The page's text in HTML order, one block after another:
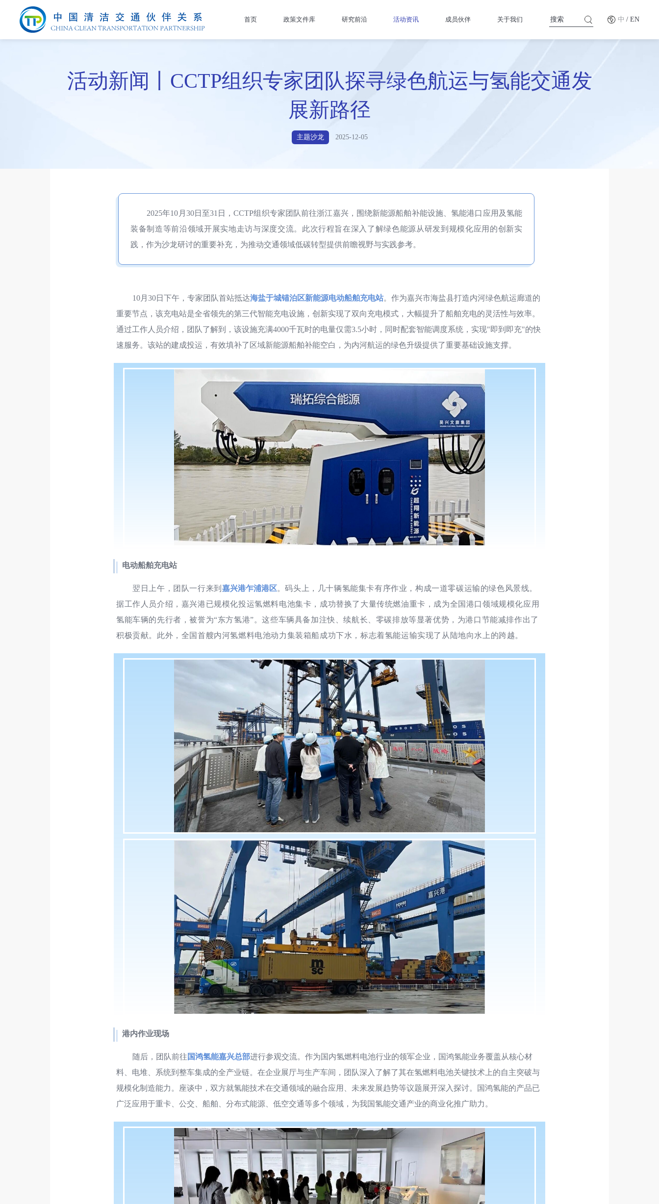
首页 政策文件库 研究前沿 活动资讯 成员伙伴 关于我们 中 / EN
活动新闻丨CCTP组织专家团队探寻绿色航运与氢能交通发
展新路径
主题沙龙 2025-12-05
2025年10月30日至31日，CCTP组织专家团队前往浙江嘉兴，围绕新能源船舶补能设施、氢能港口应用及氢能
装备制造等前沿领域开展实地走访与深度交流。此次行程旨在深入了解绿色能源从研发到规模化应用的创新实
践，作为沙龙研讨的重要补充，为推动交通领域低碳转型提供前瞻视野与实践参考。
10月30日下午，专家团队首站抵达海盐于城锚泊区新能源电动船舶充电站。作为嘉兴市海盐县打造内河绿色航运廊道的
重要节点，该充电站是全省领先的第三代智能充电设施，创新实现了双向充电模式，大幅提升了船舶充电的灵活性与效率。
通过工作人员介绍，团队了解到，该设施充满4000千瓦时的电量仅需3.5小时，同时配套智能调度系统，实现"即到即充"的快
速服务。该站的建成投运，有效填补了区域新能源船舶补能空白，为内河航运的绿色升级提供了重要基础设施支撑。
电动船舶充电站
翌日上午，团队一行来到 嘉兴港乍浦港区。码头上，几十辆氢能集卡有序作业，构成一道零碳运输的绿色风景线。
据工作人员介绍，嘉兴港已规模化投运氢燃料电池集卡，成功替换了大量传统燃油重卡，成为全国港口领域规模化应用
氢能车辆的先行者，被誉为“东方氢港”。这些车辆具备加注快、续航长、零碳排放等显著优势，为港口节能减排作出了
积极贡献。此外，全国首艘内河氢燃料电池动力集装箱船成功下水，标志着氢能运输实现了从陆地向水上的跨越。
港内作业现场
随后，团队前往 国鸿氢能嘉兴总部进行参观交流。作为国内氢燃料电池行业的领军企业，国鸿氢能业务覆盖从核心材
料、电堆、系统到整车集成的全产业链。在企业展厅与生产车间，团队深入了解了其在氢燃料电池关键技术上的自主突破与
规模化制造能力。座谈中，双方就氢能技术在交通领域的融合应用、未来发展趋势等议题展开深入探讨。国鸿氢能的产品已
广泛应用于重卡、公交、船舶、分布式能源、低空交通等多个领域，为我国氢能交通产业的商业化推广助力。